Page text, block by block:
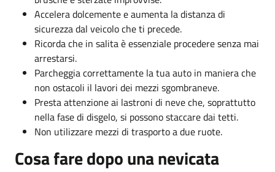
Accelera dolcemente e aumenta la distanza di
sicurezza dal veicolo che ti precede.
Ricorda che in salita è essenziale procedere senza mai
arrestarsi.
Parcheggia correttamente la tua auto in maniera che
non ostacoli il lavori dei mezzi sgombraneve.
Presta attenzione ai lastroni di neve che, soprattutto
nella fase di disgelo, si possono staccare dai tetti.
Non utilizzare mezzi di trasporto a due ruote.
Cosa fare dopo una nevicata